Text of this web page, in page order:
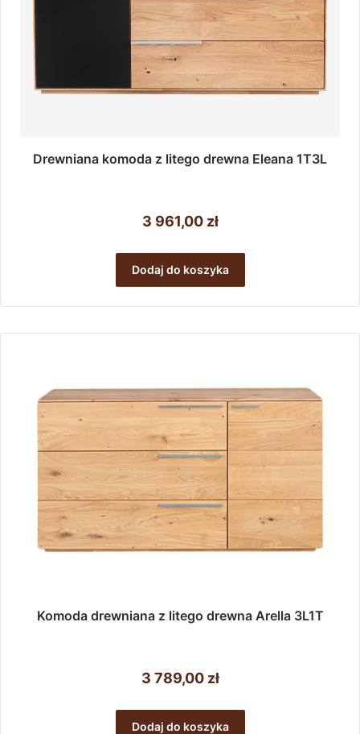
Drewniana komoda z litego drewna Eleana 1T3L
3 961,00 zł
Dodaj do koszyka
Komoda drewniana z litego drewna Arella 3L1T
3 789,00 zł
Dodaj do koszyka